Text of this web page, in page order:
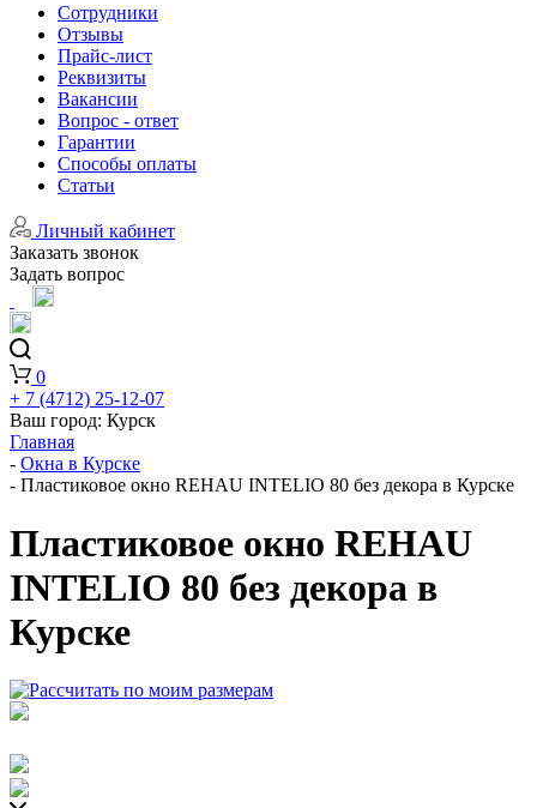
Сотрудники
Отзывы
Прайс-лист
Реквизиты
Вакансии
Вопрос - ответ
Гарантии
Способы оплаты
Статьи
Личный кабинет
Заказать звонок
Задать вопрос
0
+ 7 (4712) 25-12-07
Ваш город: Курск
Главная
- Окна в Курске
- Пластиковое окно REHAU INTELIO 80 без декора в Курске
Пластиковое окно REHAU
INTELIO 80 без декора в
Курске